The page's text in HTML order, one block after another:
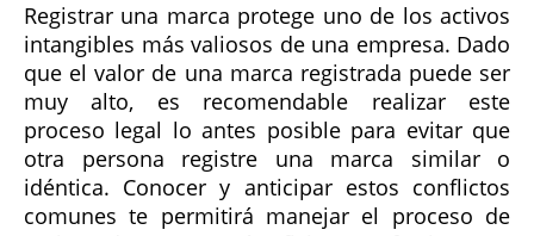
Registrar una marca protege uno de los activos
intangibles más valiosos de una empresa. Dado
que el valor de una marca registrada puede ser
muy alto, es recomendable realizar este
proceso legal lo antes posible para evitar que
otra persona registre una marca similar o
idéntica. Conocer y anticipar estos conflictos
comunes te permitirá manejar el proceso de